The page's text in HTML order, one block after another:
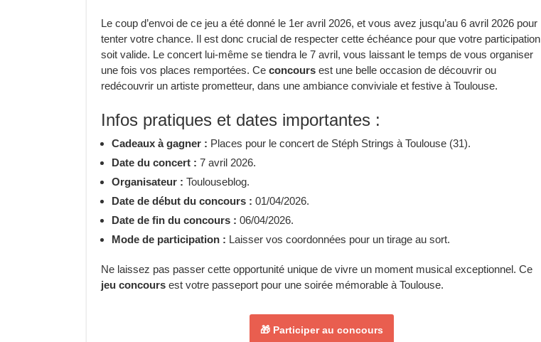
Le coup d’envoi de ce jeu a été donné le 1er avril 2026, et vous avez jusqu’au 6 avril 2026 pour
tenter votre chance. Il est donc crucial de respecter cette échéance pour que votre participation
soit valide. Le concert lui-même se tiendra le 7 avril, vous laissant le temps de vous organiser
une fois vos places remportées. Ce concours est une belle occasion de découvrir ou
redécouvrir un artiste prometteur, dans une ambiance conviviale et festive à Toulouse.
Infos pratiques et dates importantes :
Cadeaux à gagner : Places pour le concert de Stéph Strings à Toulouse (31).
Date du concert : 7 avril 2026.
Organisateur : Toulouseblog.
Date de début du concours : 01/04/2026.
Date de fin du concours : 06/04/2026.
Mode de participation : Laisser vos coordonnées pour un tirage au sort.
Ne laissez pas passer cette opportunité unique de vivre un moment musical exceptionnel. Ce
jeu concours est votre passeport pour une soirée mémorable à Toulouse.
🎁 Participer au concours